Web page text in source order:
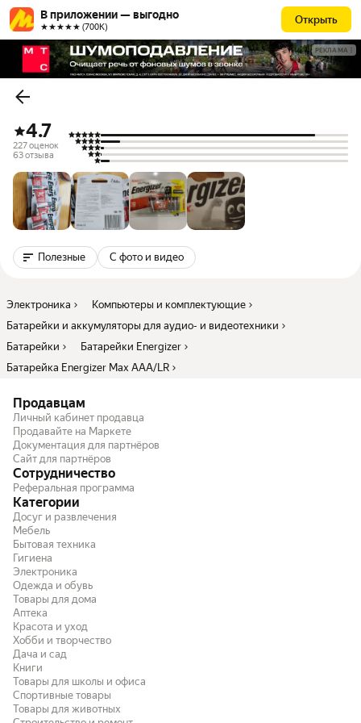
В приложении — выгодно
★★★★★ (700К)
Открыть
РЕКЛАМА
4.7
227 оценок
63 отзыва
Полезные С фото и видео
Электроника
Компьютеры и комплектующие
Батарейки и аккумуляторы для аудио- и видеотехники
Батарейки
Батарейки Energizer
Батарейка Energizer Max AAA/LR
Продавцам
Личный кабинет продавца
Продавайте на Маркете
Документация для партнёров
Сайт для партнёров
Сотрудничество
Реферальная программа
Категории
Досуг и развлечения
Мебель
Бытовая техника
Гигиена
Электроника
Одежда и обувь
Товары для дома
Аптека
Красота и уход
Хобби и творчество
Дача и сад
Книги
Товары для школы и офиса
Спортивные товары
Товары для животных